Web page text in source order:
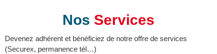
Nos Services
Devenez adhérent et bénéficiez de notre offre de services
(Securex, permanence tél…)